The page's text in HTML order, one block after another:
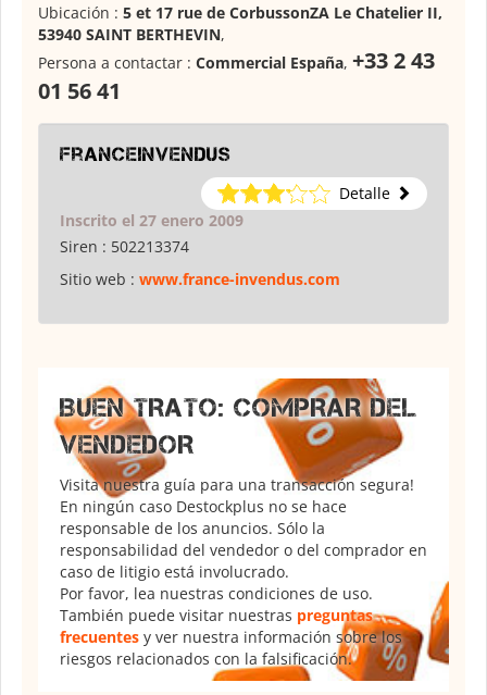
Ubicación : 5 et 17 rue de CorbussonZA Le Chatelier II,
53940 SAINT BERTHEVIN,
Persona a contactar : Commercial España, +33 2 43
01 56 41
franceinvendus
Detalle
Inscrito el 27 enero 2009
Siren : 502213374
Sitio web : www.france-invendus.com
BUEN TRATO: COMPRAR DEL
VENDEDOR
Visita nuestra guía para una transacción segura!
En ningún caso Destockplus no se hace
responsable de los anuncios. Sólo la
responsabilidad del vendedor o del comprador en
caso de litigio está involucrado.
Por favor, lea nuestras condiciones de uso.
También puede visitar nuestras preguntas
frecuentes y ver nuestra información sobre los
riesgos relacionados con la falsificación.